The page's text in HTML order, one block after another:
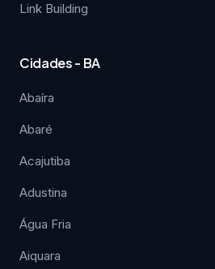
Link Building
Cidades - BA
Abaíra
Abaré
Acajutiba
Adustina
Água Fria
Aiquara